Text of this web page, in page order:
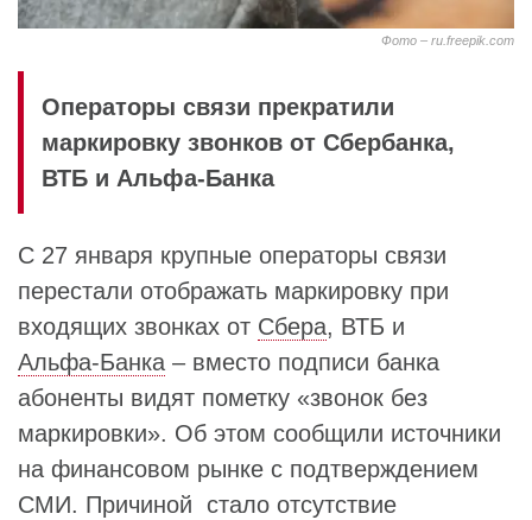
Фото – ru.freepik.com
Операторы связи прекратили
маркировку звонков от Сбербанка,
ВТБ и Альфа-Банка
С 27 января крупные операторы связи
перестали отображать маркировку при
входящих звонках от Сбера, ВТБ и
Альфа‑Банка – вместо подписи банка
абоненты видят пометку «звонок без
маркировки». Об этом сообщили источники
на финансовом рынке с подтверждением
СМИ. Причиной стало отсутствие